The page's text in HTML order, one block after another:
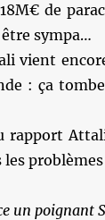
de
être sympa…
vient
: ça
rapport
les problèmes
un poignant